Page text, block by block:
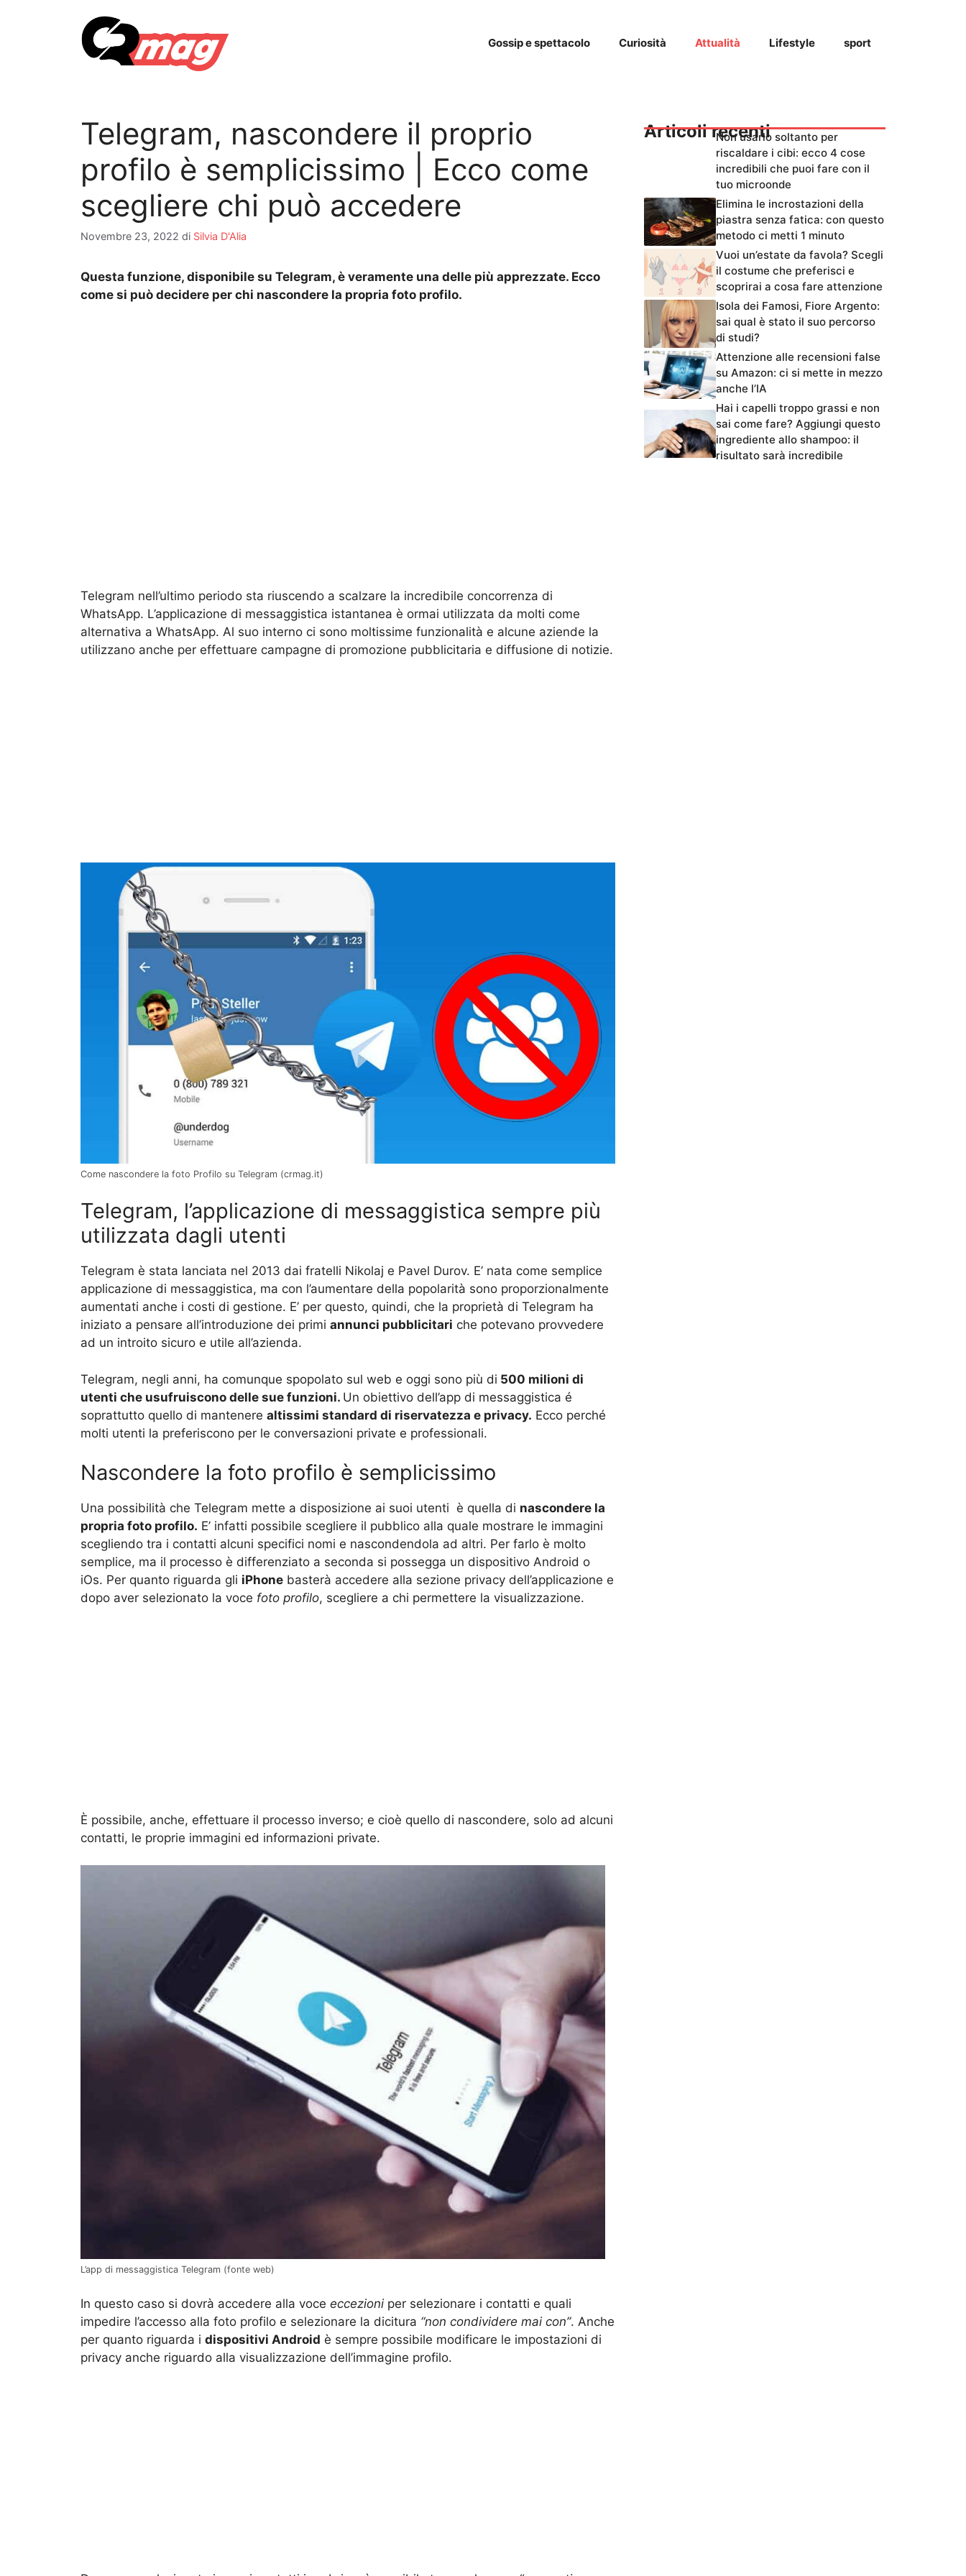
Gossip e spettacolo Curiosità Attualità Lifestyle sport
Telegram, nascondere il proprio
profilo è semplicissimo | Ecco come
scegliere chi può accedere
Novembre 23, 2022 di Silvia D'Alia
Questa funzione, disponibile su Telegram, è veramente una delle più apprezzate. Ecco
come si può decidere per chi nascondere la propria foto profilo.
Telegram nell’ultimo periodo sta riuscendo a scalzare la incredibile concorrenza di
WhatsApp. L’applicazione di messaggistica istantanea è ormai utilizzata da molti come
alternativa a ‎WhatsApp. Al suo interno ci sono moltissime funzionalità e alcune aziende la
utilizzano anche per effettuare campagne di promozione pubblicitaria e diffusione di notizie.
Come nascondere la foto Profilo su Telegram (crmag.it)
Telegram, l’applicazione di messaggistica sempre più
utilizzata dagli utenti
Telegram è stata lanciata nel 2013 dai fratelli Nikolaj e Pavel Durov. E’ nata come semplice
applicazione di messaggistica, ma con l’aumentare della popolarità sono proporzionalmente
aumentati anche i costi di gestione. E’ per questo, quindi, che la proprietà di Telegram ha
iniziato a pensare all’introduzione dei primi annunci pubblicitari che potevano provvedere
ad un introito sicuro e utile all’azienda.
Telegram, negli anni, ha comunque spopolato sul web e oggi sono più di 500 milioni di
utenti che usufruiscono delle sue funzioni. Un obiettivo dell’app di messaggistica é
soprattutto quello di mantenere altissimi standard di riservatezza e privacy. Ecco perché
molti utenti la preferiscono per le conversazioni private e professionali.
Nascondere la foto profilo è semplicissimo
Una possibilità che Telegram mette a disposizione ai suoi utenti è quella di nascondere la
propria foto profilo. E’ infatti possibile scegliere il pubblico alla quale mostrare le immagini
scegliendo tra i contatti alcuni specifici nomi e nascondendola ad altri. Per farlo è molto
semplice, ma il processo è differenziato a seconda si possegga un dispositivo Android o
iOs. Per quanto riguarda gli iPhone basterà accedere alla sezione privacy dell’applicazione e
dopo aver selezionato la voce foto profilo, scegliere a chi permettere la visualizzazione.
È possibile, anche, effettuare il processo inverso; e cioè quello di nascondere, solo ad alcuni
contatti, le proprie immagini ed informazioni private.
L’app di messaggistica Telegram (fonte web)
In questo caso si dovrà accedere alla voce eccezioni per selezionare i contatti e quali
impedire l’accesso alla foto profilo e selezionare la dicitura “non condividere mai con”. Anche
per quanto riguarda i dispositivi Android è sempre possibile modificare le impostazioni di
privacy anche riguardo alla visualizzazione dell’immagine profilo.
Articoli recentiNon usarlo soltanto per
riscaldare i cibi: ecco 4 cose
incredibili che puoi fare con il
tuo microonde
Elimina le incrostazioni della
piastra senza fatica: con questo
metodo ci metti 1 minuto
Vuoi un’estate da favola? Scegli
il costume che preferisci e
scoprirai a cosa fare attenzione
Isola dei Famosi, Fiore Argento:
sai qual è stato il suo percorso
di studi?
Attenzione alle recensioni false
su Amazon: ci si mette in mezzo
anche l’IA
Hai i capelli troppo grassi e non
sai come fare? Aggiungi questo
ingrediente allo shampoo: il
risultato sarà incredibile